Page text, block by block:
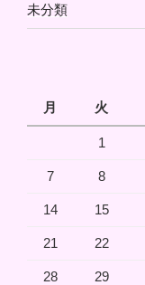
未分類
月
火
1
7 8
14 15
21 22
28 29